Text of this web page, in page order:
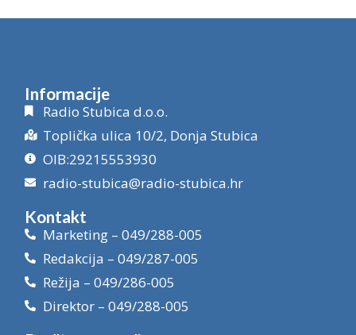
Informacije
Radio Stubica d.o.o.
Toplička ulica 10/2, Donja Stubica
OIB:29215553930
radio-stubica@radio-stubica.hr
Kontakt
Marketing – 049/288-005
Redakcija – 049/287-005
Režija – 049/286-005
Direktor – 049/288-005